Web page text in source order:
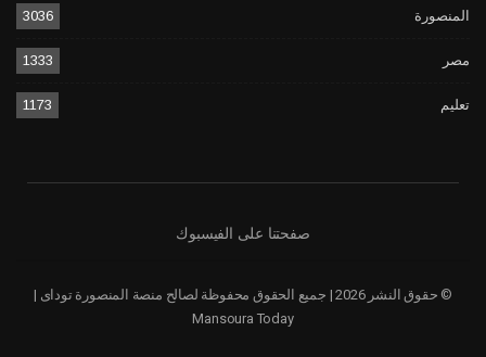
المنصورة 3036
مصر 1333
تعليم 1173
صفحتنا على الفيسبوك
© حقوق النشر 2026 | جميع الحقوق محفوظة لصالح منصة المنصورة توداى |
Mansoura Today